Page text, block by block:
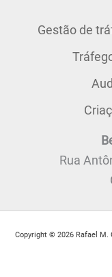
Gestão de
Rua
Copyright © 2026 Rafael M.